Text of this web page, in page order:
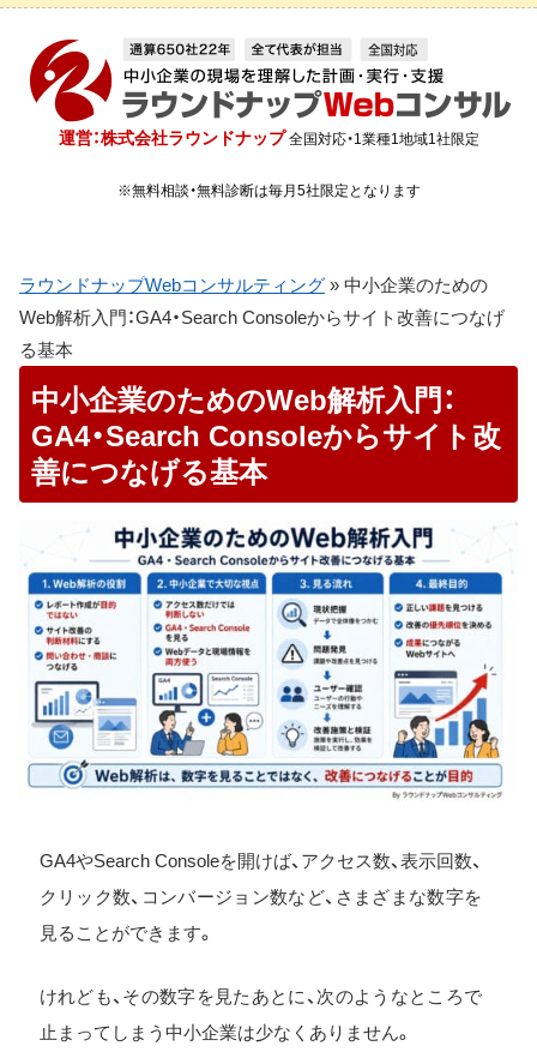
運営：株式会社ラウンドナップ 全国対応・1業種1地域1社限定
※無料相談・無料診断は毎月5社限定となります
ラウンドナップWebコンサルティング » 中小企業のための
Web解析入門：GA4・Search Consoleからサイト改善につなげ
る基本
中小企業のためのWeb解析入門：
GA4・Search Consoleからサイト改
善につなげる基本
GA4やSearch Consoleを開けば、アクセス数、表示回数、
クリック数、コンバージョン数など、さまざまな数字を
見ることができます。
けれども、その数字を見たあとに、次のようなところで
止まってしまう中小企業は少なくありません。